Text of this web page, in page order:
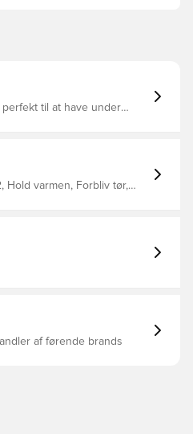
til at have under
Hold varmen, Forbliv tør,
af førende brands